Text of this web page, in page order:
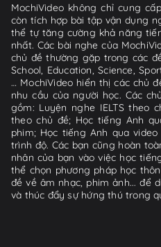
MochiVideo không chỉ cung
còn tích hợp bài tập vận dụng
thể tự tăng cường khả năng
nhất. Các bài nghe của
chủ đề thường gặp trong các
School, Education, Science,
… MochiVideo hiển thị các chủ
nhu cầu của người học. Các
gồm: Luyện nghe IELTS theo
theo chủ đề; Học tiếng Anh
phim; Học tiếng Anh qua
trình độ. Các bạn cũng hoàn
nhân của bạn vào việc học
thể chọn phương pháp học
đề về âm nhạc, phim ảnh... để
và thúc đẩy sự hứng thú trong